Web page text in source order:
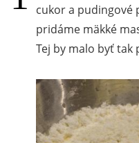
cukor a pudingové
pridáme mäkké
Tej by malo byť tak